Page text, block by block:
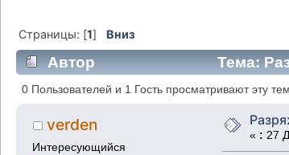
Страницы: [1] Вниз
Автор Тема:
0 Пользователей и 1 Гость просматривают эту
verden
Интересующийся
« : 27